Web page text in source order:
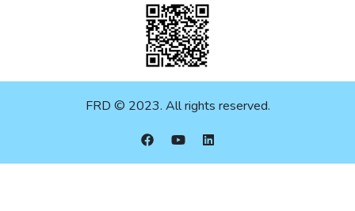
FRD © 2023. All rights reserved.